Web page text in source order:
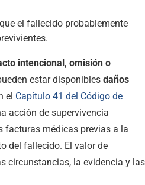
el fallecido probablemente
intencional, omisión o
estar disponibles daños
el Capítulo 41 del Código de
acción de supervivencia
facturas médicas previas a la
del fallecido. El valor de
circunstancias, la evidencia y las